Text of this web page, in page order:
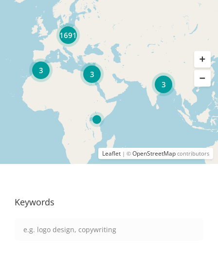
3
3
3
1691
Leaflet | © OpenStreetMap contributors
Keywords